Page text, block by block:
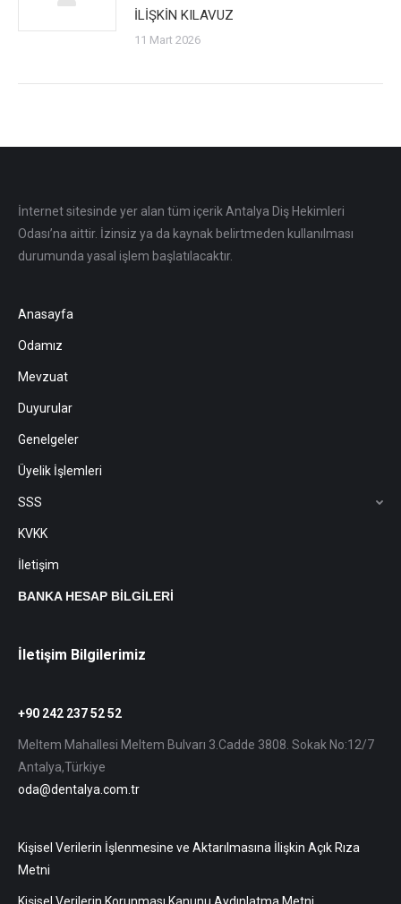
İLİŞKİN KILAVUZ
11 Mart 2026
İnternet sitesinde yer alan tüm içerik Antalya Diş Hekimleri
Odası’na aittir. İzinsiz ya da kaynak belirtmeden kullanılması
durumunda yasal işlem başlatılacaktır.
Anasayfa
Odamız
Mevzuat
Duyurular
Genelgeler
Üyelik İşlemleri
SSS
KVKK
İletişim
BANKA HESAP BİLGİLERİ
İletişim Bilgilerimiz
+90 242 237 52 52
Meltem Mahallesi Meltem Bulvarı 3.Cadde 3808. Sokak No:12/7
Antalya,Türkiye
oda@dentalya.com.tr
Kişisel Verilerin İşlenmesine ve Aktarılmasına İlişkin Açık Rıza
Metni